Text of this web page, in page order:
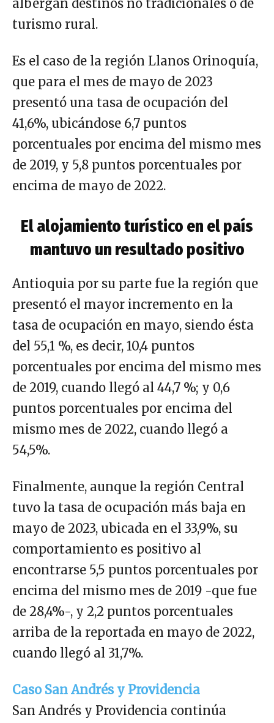
albergan destinos no tradicionales o de
turismo rural.
Es el caso de la región Llanos Orinoquía,
que para el mes de mayo de 2023
presentó una tasa de ocupación del
41,6%, ubicándose 6,7 puntos
porcentuales por encima del mismo mes
de 2019, y 5,8 puntos porcentuales por
encima de mayo de 2022.
El alojamiento turístico en el país
mantuvo un resultado positivo
Antioquia por su parte fue la región que
presentó el mayor incremento en la
tasa de ocupación en mayo, siendo ésta
del 55,1 %, es decir, 10,4 puntos
porcentuales por encima del mismo mes
de 2019, cuando llegó al 44,7 %; y 0,6
puntos porcentuales por encima del
mismo mes de 2022, cuando llegó a
54,5%.
Finalmente, aunque la región Central
tuvo la tasa de ocupación más baja en
mayo de 2023, ubicada en el 33,9%, su
comportamiento es positivo al
encontrarse 5,5 puntos porcentuales por
encima del mismo mes de 2019 -que fue
de 28,4%-, y 2,2 puntos porcentuales
arriba de la reportada en mayo de 2022,
cuando llegó al 31,7%.
Caso San Andrés y Providencia
San Andrés y Providencia continúa